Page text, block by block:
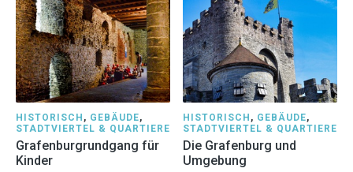
HISTORISCH , GEBÄUDE,
STADTVIERTEL & QUARTIERE
Grafenburgrundgang für
Kinder
HISTORISCH , GEBÄUDE,
STADTVIERTEL & QUARTIERE
Die Grafenburg und
Umgebung